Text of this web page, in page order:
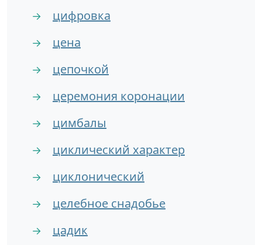
→ цифровка
→ цена
→ цепочкой
→ церемония коронации
→ цимбалы
→ циклический характер
→ циклонический
→ целебное снадобье
→ цадик